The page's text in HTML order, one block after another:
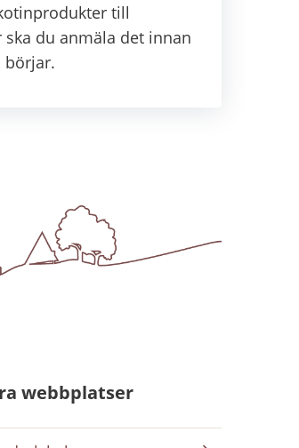
till
du anmäla det innan
börjar.
webbplatser